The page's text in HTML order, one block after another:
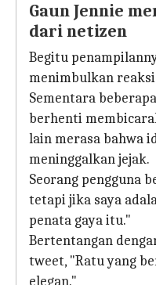
Gaun Jennie
dari netizen
Begitu
menimbulkan
Sementara
berhenti
lain merasa bahwa
meninggalkan jejak.
Seorang pengguna
tetapi jika saya
penata gaya itu."
Bertentangan
tweet, "Ratu yang
elegan."